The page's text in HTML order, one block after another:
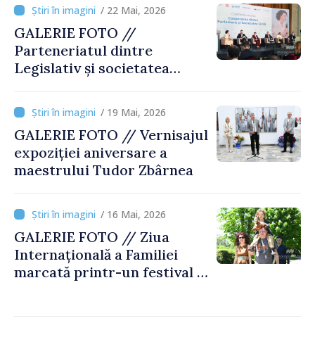
/ 22 Mai, 2026
GALERIE FOTO //
Parteneriatul dintre
Legislativ și societatea
conferința anuală de la
Chișinău
/ 19 Mai, 2026
GALERIE FOTO // Vernisajul
expoziției aniversare a
maestrului Tudor Zbârnea
/ 16 Mai, 2026
GALERIE FOTO // Ziua
Internațională a Familiei
marcată printr-un festival la